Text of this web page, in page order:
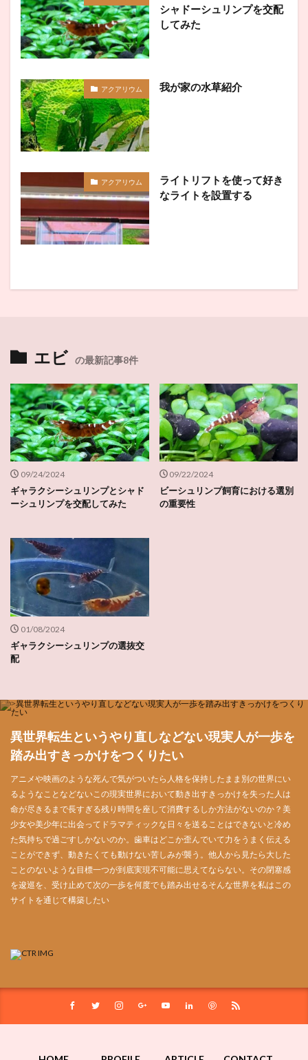
シャドーシュリンプを交配
してみた
アクアリウム 我が家の水草紹介
アクアリウム
ライトリフトを使って好き
なライトを設置する
エビ の最新記事8件
09/24/2024
ギャラクシーシュリンプとシャド
ーシュリンプを交配してみた
09/22/2024
ビーシュリンプ飼育における選別
の重要性
01/08/2024
ギャラクシーシュリンプの選抜交
配
異世界転生というやり直しなどない現実人が一歩を
踏み出すきっかけをつくりたい
アニメや映画のような死んで気がついたら人格を保持したまま別の世界にい
るようなことなどないこの現実世界において動き出すきっかけを失った人は
命が尽きるまで長すぎる残り時間を座して消費するしか方法がないのか？美
少女や美少年に出会ってドラマティックな日々を送ることはできないと冷め
た気持ちで過ごすしかないのか。歯車はどこか歪んでいて力をうまく伝える
ことができず、動きたくても動けない苦しみが襲う。他人から見たら大した
ことのないような目標一つが到底実現不可能に思えてならない。その閉塞感
を逡巡を、受け止めて次の一歩を何度でも踏み出せるそんな世界を私はこの
サイトを通じて構築したい